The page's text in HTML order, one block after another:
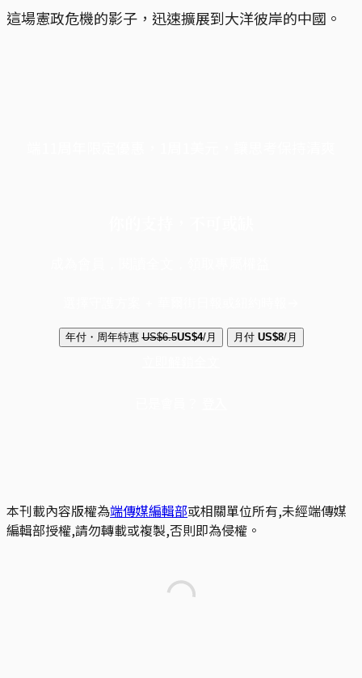
這場憲政危機的影子，迅速擴展到大洋彼岸的中國。
年付・周年特惠 US$6.5US$4/月 月付 US$8/月
本刊載內容版權為端傳媒編輯部或相關單位所有,未經端傳媒
編輯部授權,請勿轉載或複製,否則即為侵權。